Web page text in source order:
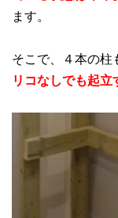
ます。
そこで、４本の柱
リコなしでも起立